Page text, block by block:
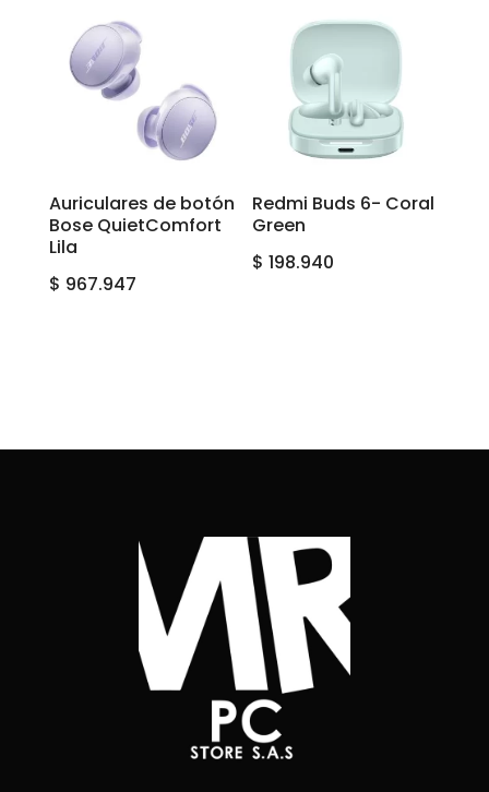
Auriculares de botón
Bose QuietComfort
Lila
$ 967.947
Redmi Buds 6- Coral
Green
$ 198.940